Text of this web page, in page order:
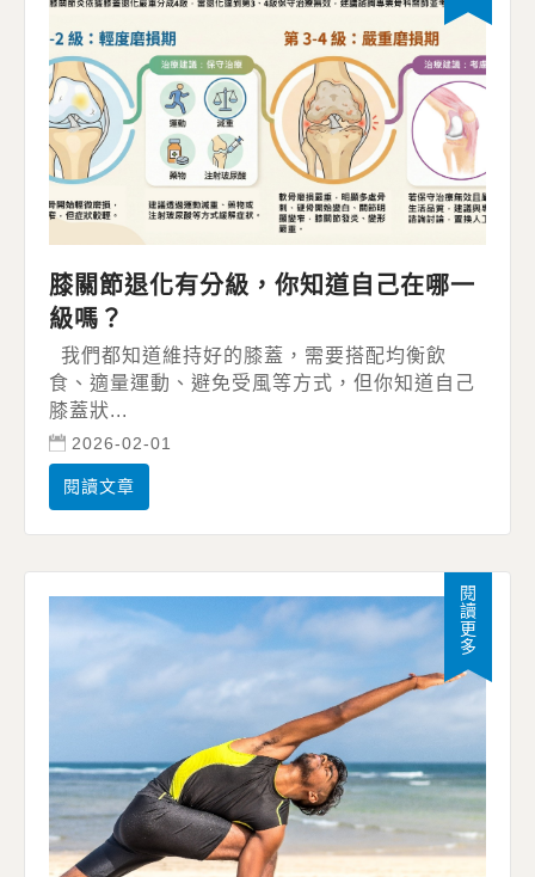
膝關節退化有分級，你知道自己在哪一
級嗎？
我們都知道維持好的膝蓋，需要搭配均衡飲
食、適量運動、避免受風等方式，但你知道自己
膝蓋狀...
2026-02-01
閱讀文章
閱讀更多